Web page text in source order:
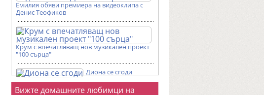
Емилия обяви премиера на видеоклипа с
Денис Теофиков
Крум с впечатляващ нов музикален проект
"100 сърца"
Диона се сгоди
Фотогалерии
Вижте домашните любимци на